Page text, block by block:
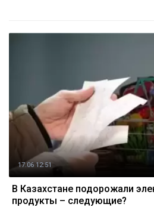
17.06 12:51
В Казахстане подорожали
продукты – следующие?